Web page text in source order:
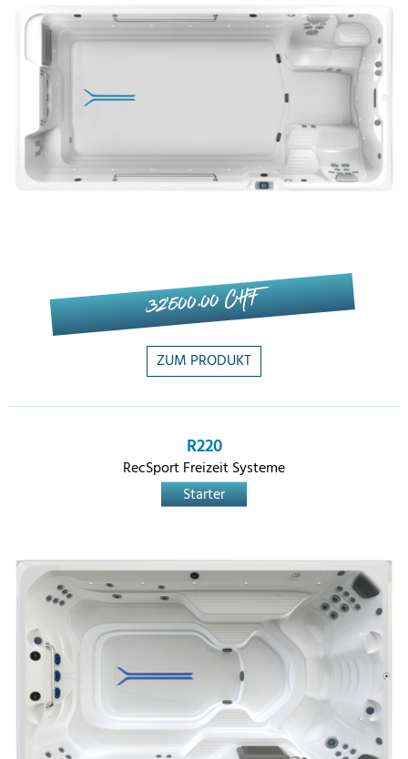
32'500.00 CHF
ZUM PRODUKT
R220
RecSport Freizeit Systeme
Starter